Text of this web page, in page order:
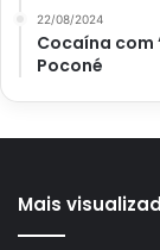
22/08/2024
Cocaína com
Poconé
Mais